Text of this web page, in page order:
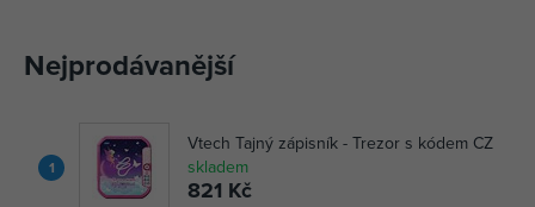
Nejprodávanější
1
Vtech Tajný zápisník - Trezor s kódem CZ
skladem
821 Kč